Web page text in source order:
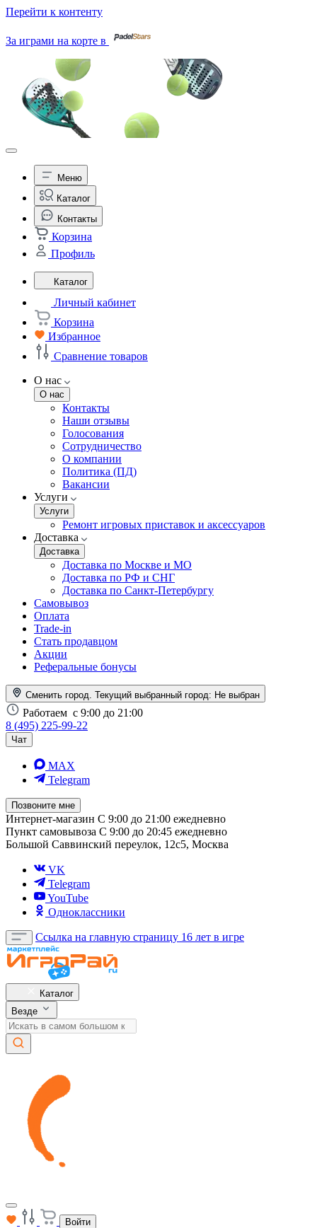
Перейти к контенту
За играми на корте в
Меню
Каталог
Контакты
Корзина
Профиль
Каталог
Личный кабинет
Корзина
Избранное
Сравнение товаров
О нас
О нас
Контакты
Наши отзывы
Голосования
Сотрудничество
О компании
Политика (ПД)
Вакансии
Услуги
Услуги
Ремонт игровых приставок и аксессуаров
Доставка
Доставка
Доставка по Москве и МО
Доставка по РФ и СНГ
Доставка по Санкт-Петербургу
Самовывоз
Оплата
Trade-in
Стать продавцом
Акции
Реферальные бонусы
Сменить город. Текущий выбранный город: Не выбран
Работаем с 9:00 до 21:00
8 (495) 225-99-22
Чат
MAX
Telegram
Позвоните мне
Интернет-магазин С 9:00 до 21:00 ежедневно
Пункт самовывоза С 9:00 до 20:45 ежедневно
Большой Саввинский переулок, 12с5, Москва
VK
Telegram
YouTube
Одноклассники
Ссылка на главную страницу 16 лет в игре
Каталог
Везде
Войти